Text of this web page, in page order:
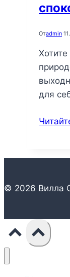
Отadmin
Хотите
для
© 2026 Вилла